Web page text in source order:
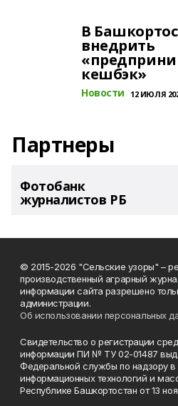
В
внедрить
кешбэк»
Новости 12 ИЮЛЯ
Партнеры
Фотобанк
журналистов РБ
© 2015-2026 "Сельские узоры" –
производственный аграрный
информации сайта разрешено
администрации.
Об использовании персональных
Свидетельство о регистрации
информации ПИ № ТУ 02-01487
Федеральной службы по надзору
информационных технологий и
Республике Башкортостан от 13